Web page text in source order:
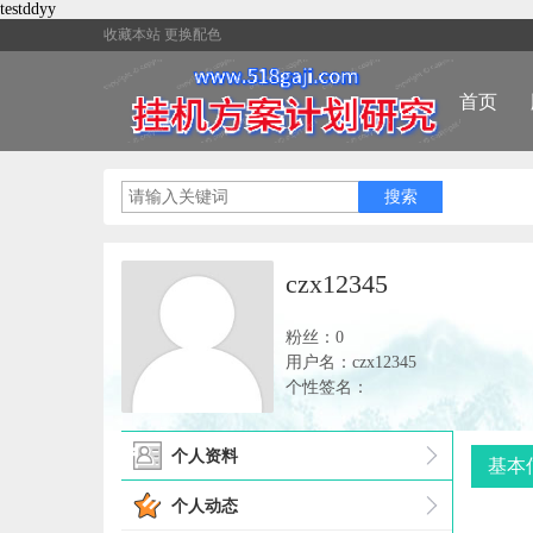
testddyy
收藏本站 更换配色
首页
czx12345
粉丝：0
用户名：czx12345
个性签名：
个人资料
个人动态
基本